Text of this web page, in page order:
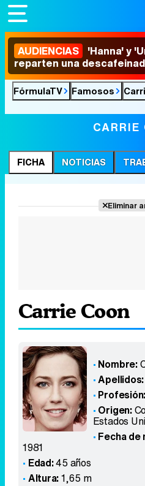
AUDIENCIAS 'Hanna' y
reparten una
FórmulaTV Famosos
CARRIE
FICHA NOTICIAS
Eliminar
Carrie Coon
Nombre:
Apellidos:
Profesión:
Origen:
Estados
Fecha de
1981
Edad:45 años
Altura:1,65 m